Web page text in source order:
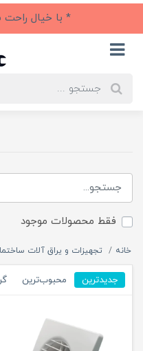
* با خیال
فقط محصولات موجود
خانه تجهیزات و یراق آلات
جدیدترین محبوب‌ترین